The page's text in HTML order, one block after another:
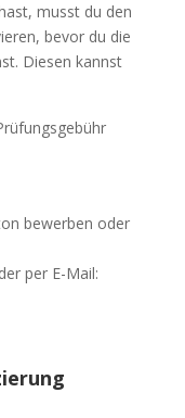
musst du den
bevor du die
Diesen kannst
bewerben oder
per E-Mail: